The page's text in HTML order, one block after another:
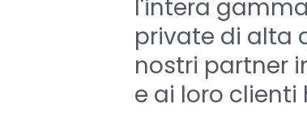
l'intera
private di alta
nostri partner
e ai loro